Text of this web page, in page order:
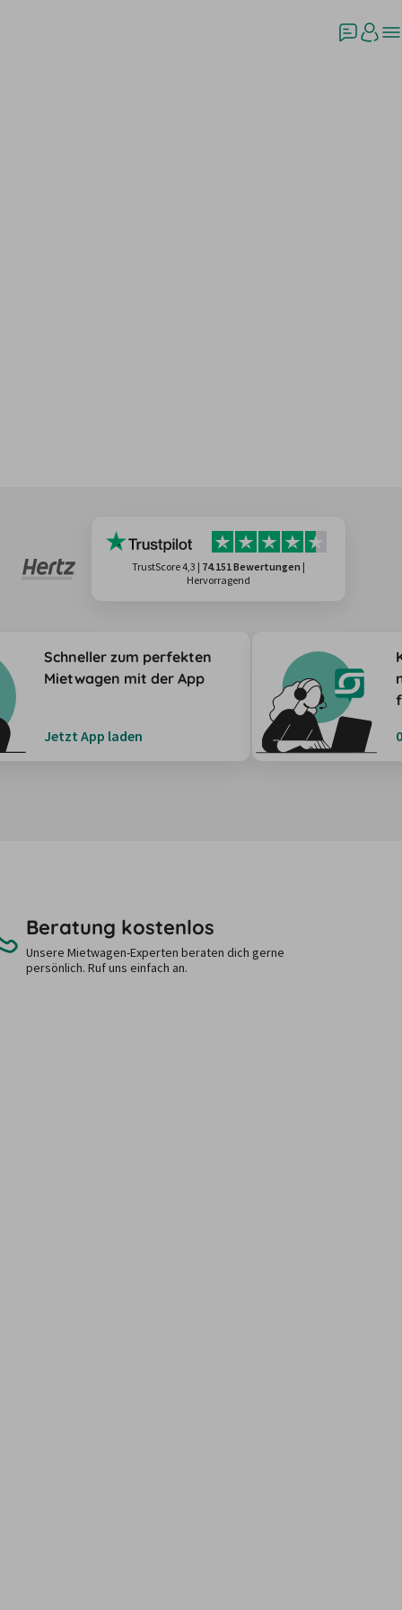
TrustScore 4,3 | 74.151 Bewertungen |
Hervorragend
Schneller zum perfekten
Mietwagen mit der App
Jetzt App laden
Beratung kostenlos
Unsere Mietwagen-Experten beraten dich gerne
persönlich. Ruf uns einfach an.